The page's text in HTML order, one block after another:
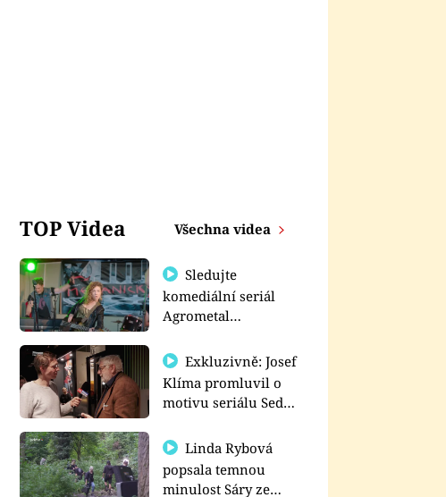
TOP Videa Všechna videa
Sledujte
komediální seriál
Agrometal
prima+
Exkluzivně: Josef
Klíma promluvil o
motivu seriálu Sedm
Linda Rybová
popsala temnou
minulost Sáry ze